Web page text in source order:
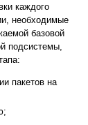
каждого
необходимые
базовой
подсистемы,
пакетов на